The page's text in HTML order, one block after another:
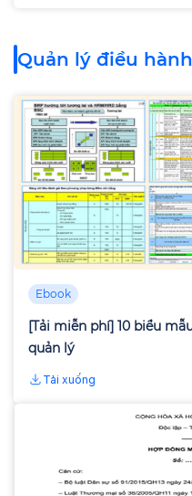
Quản lý điều hành
Ebook
[Tải miễn phí] 10 biểu
quản lý
Tải xuống